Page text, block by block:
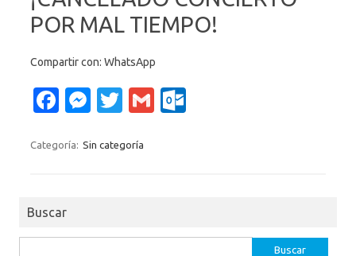
POR MAL TIEMPO!
Compartir con: WhatsApp
Fa
e
M
se
T
it
G
Categoría: Sin categoría
Buscar